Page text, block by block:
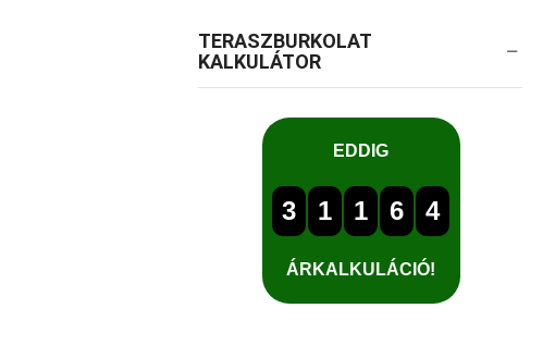
TERASZBURKOLAT
KALKULÁTOR